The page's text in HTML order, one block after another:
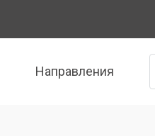
Направления